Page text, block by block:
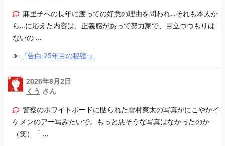
麻里子への長年に渡っての好意の理由を問われ…それも本人か
ら…に応えた内容は、正義感があって努力家で、目立つつもりは
ないの ...
『告白-25年目の秘密-』
2026年8月2日
くう さん
警察のホワイトボードに貼られた雪村爽太の写真がにこやかイ
ケメンのアー写みたいで。もっと悪そうな写真はなかったのか
（笑）「 ...